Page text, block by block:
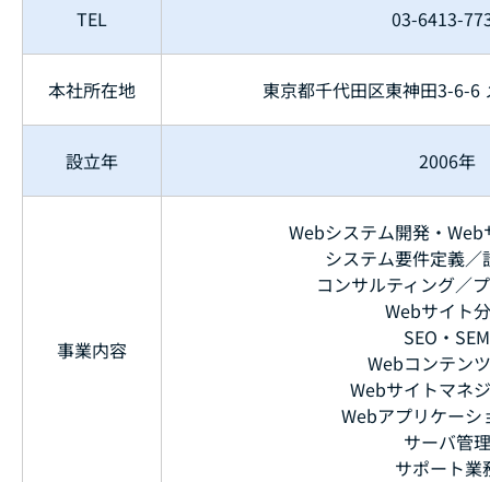
TEL 03-6413-
本社所在地 東京都千代田区東神田3-6-6
設立年 2006年
事業内容
Webシステム開発・
システム要件定義／
コンサルティング／
Webサイト
SEO・SEM
Webコンテン
Webサイトマネ
Webアプリケーシ
サーバ管理
サポート業